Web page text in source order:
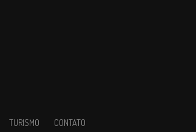
TURISMO CONTATO